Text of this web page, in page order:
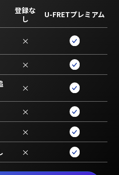
登録な
し
U-FRETプレミアム
×
×
×
×
×
×